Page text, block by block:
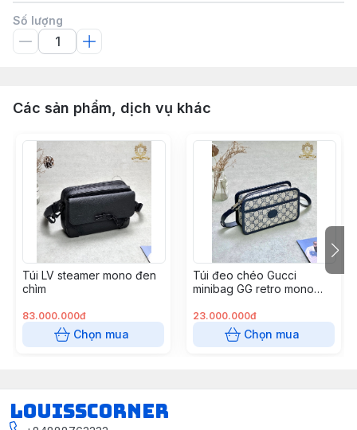
Số lượng
Các sản phẩm, dịch vụ khác
Túi LV steamer mono đen
chìm
83.000.000đ
Chọn mua
Túi đeo chéo Gucci
minibag GG retro mono
23.000.000đ
Chọn mua
louisscorner